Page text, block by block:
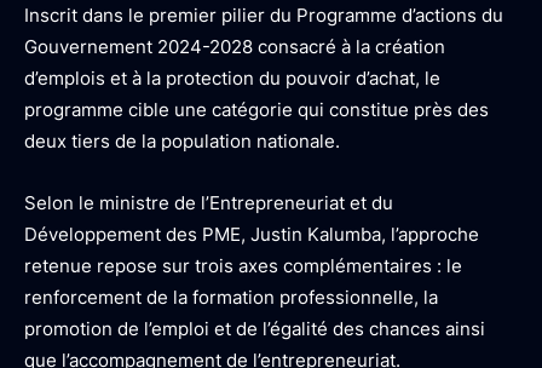
Inscrit dans le premier pilier du Programme d’actions du
Gouvernement 2024-2028 consacré à la création
d’emplois et à la protection du pouvoir d’achat, le
programme cible une catégorie qui constitue près des
deux tiers de la population nationale.
Selon le ministre de l’Entrepreneuriat et du
Développement des PME, Justin Kalumba, l’approche
retenue repose sur trois axes complémentaires : le
renforcement de la formation professionnelle, la
promotion de l’emploi et de l’égalité des chances ainsi
que l’accompagnement de l’entrepreneuriat.